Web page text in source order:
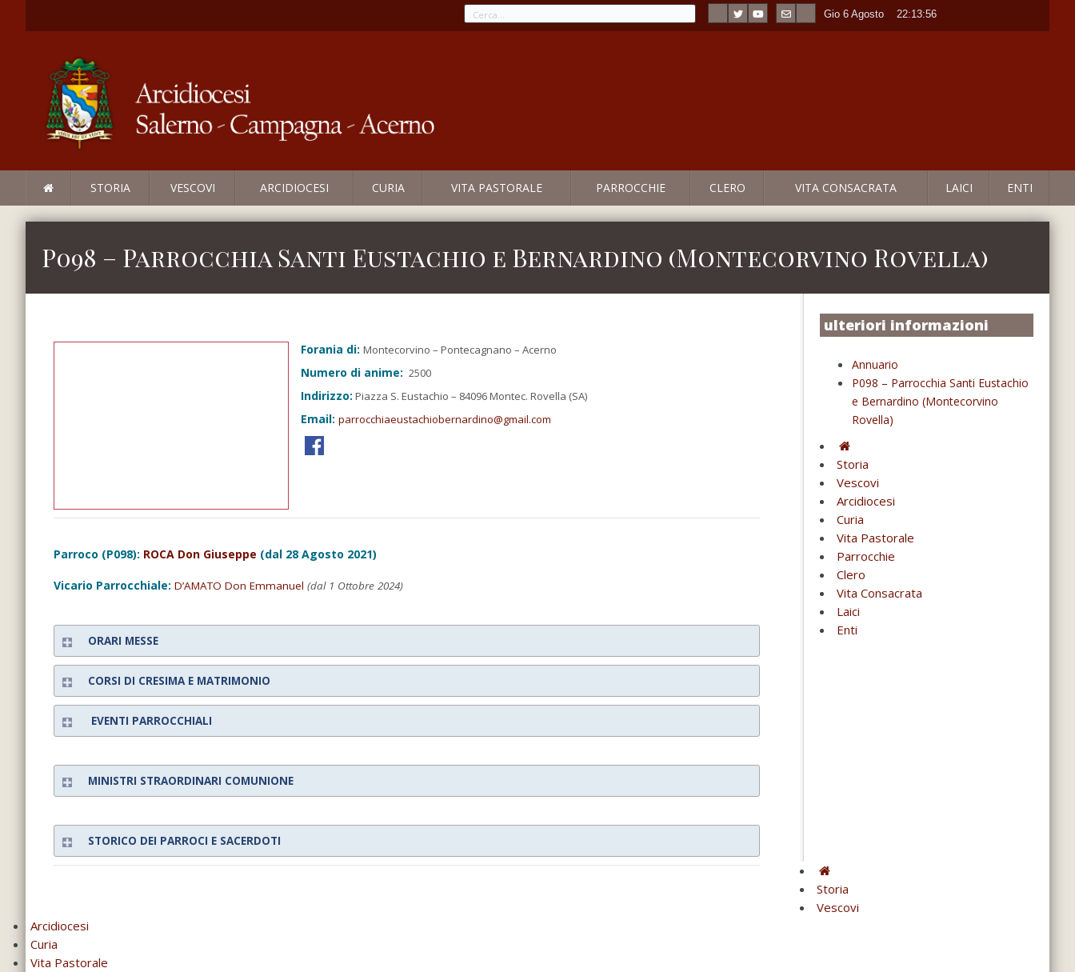
Gio 6 Agosto ----22:13:57
STORIA VESCOVI ARCIDIOCESI CURIA VITA PASTORALE PARROCCHIE CLERO VITA CONSACRATA LAICI ENTI
P098 – Parrocchia Santi Eustachio e Bernardino (Montecorvino Rovella)
Forania di:Montecorvino – Pontecagnano – Acerno
Numero di anime: 2500
Indirizzo: Piazza S. Eustachio – 84096 Montec. Rovella (SA)
Email:parrocchiaeustachiobernardino@gmail.com
Parroco (P098): ROCA Don Giuseppe (dal 28 Agosto 2021)
Vicario Parrocchiale: D’AMATO Don Emmanuel (dal 1 Ottobre 2024)
ORARI MESSE
CORSI DI CRESIMA E MATRIMONIO
EVENTI PARROCCHIALI
MINISTRI STRAORDINARI COMUNIONE
STORICO DEI PARROCI E SACERDOTI
ulteriori informazioni
Annuario
P098 – Parrocchia Santi Eustachio
e Bernardino (Montecorvino
Rovella)
Storia
Vescovi
Arcidiocesi
Curia
Vita Pastorale
Parrocchie
Clero
Vita Consacrata
Laici
Enti
Storia
Vescovi
Arcidiocesi
Curia
Vita Pastorale